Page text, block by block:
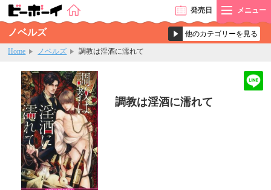
発売日 メニュー
ノベルズ
Home ノベルズ 調教は淫酒に濡れて
調教は淫酒に濡れて